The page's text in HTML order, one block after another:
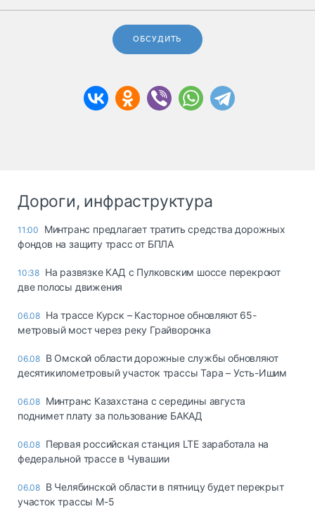
ОБСУДИТЬ
Дороги, инфраструктура
11:00
Минтранс предлагает тратить средства дорожных
фондов на защиту трасс от БПЛА
10:38 На развязке КАД с Пулковским шоссе перекроют
две полосы движения
06.08 На трассе Курск – Касторное обновляют 65-
метровый мост через реку Грайворонка
06.08 В Омской области дорожные службы обновляют
десятикилометровый участок трассы Тара – Усть-Ишим
06.08 Минтранс Казахстана с середины августа
поднимет плату за пользование БАКАД
06.08 Первая российская станция LTE заработала на
федеральной трассе в Чувашии
06.08 В Челябинской области в пятницу будет перекрыт
участок трассы М-5